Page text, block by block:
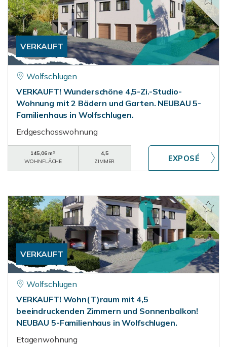
VERKAUFT
Wolfschlugen
VERKAUFT! Wunderschöne 4,5-Zi.-Studio-
Wohnung mit 2 Bädern und Garten. NEUBAU 5-
Familienhaus in Wolfschlugen.
Erdgeschosswohnung
145,06 m²
WOHNFLÄCHE
4,5
ZIMMER
VERKAUFT
Wolfschlugen
VERKAUFT! Wohn(T)raum mit 4,5
beeindruckenden Zimmern und Sonnenbalkon!
NEUBAU 5-Familienhaus in Wolfschlugen.
Etagenwohnung